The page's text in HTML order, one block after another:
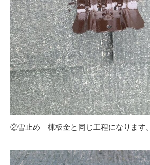
②雪止め 棟板金と同じ工程になります。